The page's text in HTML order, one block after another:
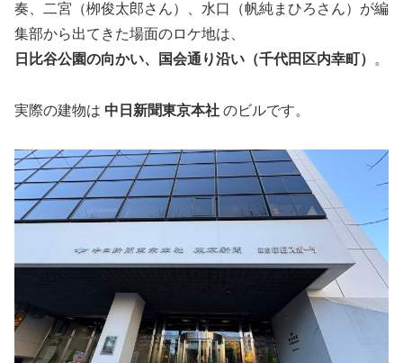
奏、二宮（栁俊太郎さん）、水口（帆純まひろさん）が編
集部から出てきた場面のロケ地は、
日比谷公園の向かい、国会通り沿い（千代田区内幸町）
。
実際の建物は 中日新聞東京本社 のビルです。